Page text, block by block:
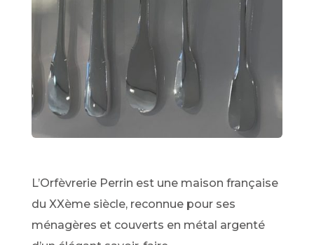
L’Orfèvrerie Perrin est une maison française
du XXème siècle, reconnue pour ses
ménagères et couverts en métal argenté